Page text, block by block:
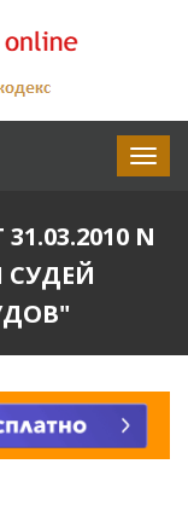
N
СУДЕЙ